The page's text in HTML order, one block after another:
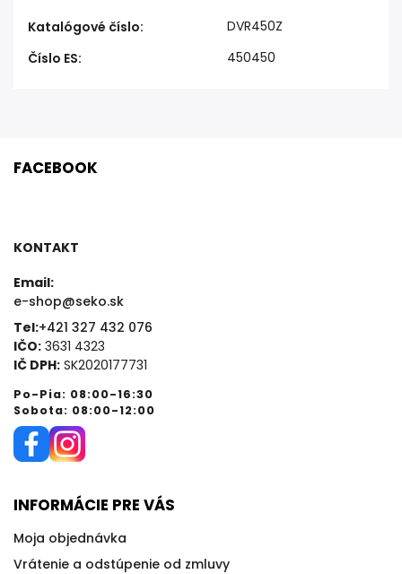
Katalógové číslo:
DVR450Z
Číslo ES: 450450
FACEBOOK
KONTAKT
Email:
e-shop@seko.sk
Tel:+421 327 432 076
IČO: 3631 4323
IČ DPH: SK2020177731
Po-Pia: 08:00-16:30
Sobota: 08:00-12:00
INFORMÁCIE PRE VÁS
Moja objednávka
Vrátenie a odstúpenie od zmluvy